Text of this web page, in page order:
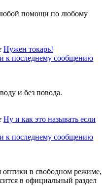
помощи по любому
Нужен токарь!
к последнему сообщению
и без повода.
Ну и как это называть если
к последнему сообщению
оптики в свободном режиме,
в официальный раздел